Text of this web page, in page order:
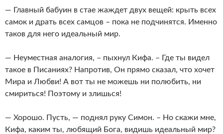
— Главный бабуин в стае жаждет двух вещей: крыть всех
самок и драть всех самцов – пока не подчинятся. Именно
таков для него идеальный мир.
— Неуместная аналогия, – пыхнул Кифа. – Где ты видел
такое в Писаниях? Напротив, Он прямо сказал, что хочет
Мира и Любви! А вот ты не можешь ни полюбить, ни
смириться! Поэтому и злишься!
— Хорошо. Пусть, — поднял руку Симон. – Но скажи мне,
Кифа, каким ты, любящий Бога, видишь идеальный мир?